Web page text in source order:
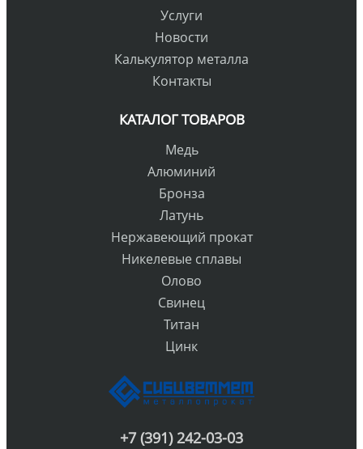
Услуги
Новости
Калькулятор металла
Контакты
КАТАЛОГ ТОВАРОВ
Медь
Алюминий
Бронза
Латунь
Нержавеющий прокат
Никелевые сплавы
Олово
Свинец
Титан
Цинк
+7 (391) 242-03-03